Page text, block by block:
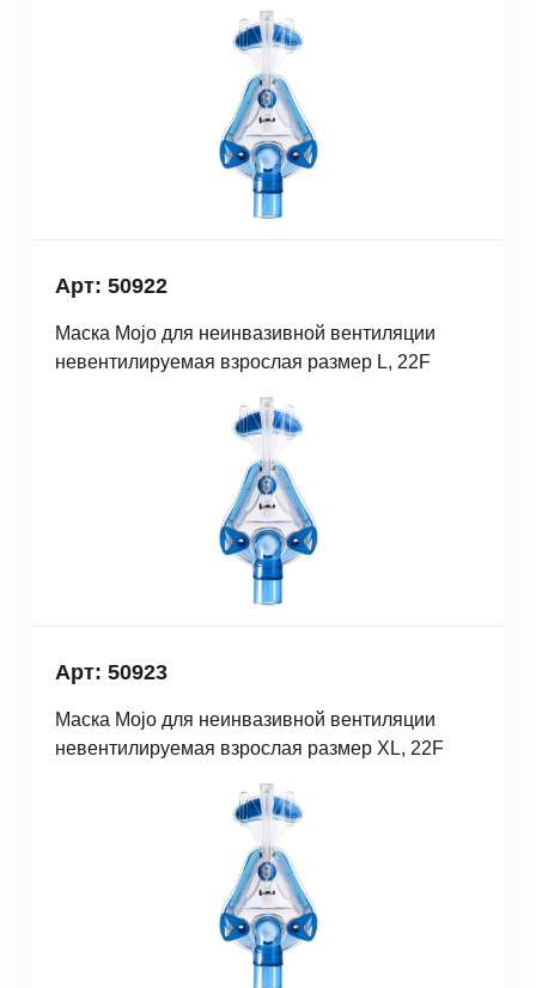
Арт: 50922
Маска Mojo для неинвазивной вентиляции
невентилируемая взрослая размер L, 22F
Арт: 50923
Маска Mojo для неинвазивной вентиляции
невентилируемая взрослая размер XL, 22F